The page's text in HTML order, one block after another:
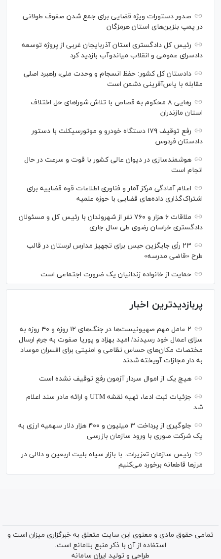
صدور دستورات ویژه قضایی برای جمع شدن صفوف طولانی
در پمپ بنزین‌های استان هرمزگان
رئیس کل دادگستری استان آذربایجان غربی از پروژه توسعه
دادسرای عمومی و انقلاب میاندوآب بازدید کرد
دادستان کل کشور: حفظ انسجام و وحدت ملی، راهبرد اصلی
مقابله با یاس‌آفرینی دشمن است
رهایی ۸ محکوم به قصاص با تلاش شورا‌های حل اختلاف
استان مازندران
رفع توقیف ۱۷۹ دستگاه خودرو و موتورسیکلت با دستور
دادستان فردوس
هوشمندسازی در دیوان عالی کشور با قوت و سرعت در حال
انجام است
اعلام آمادگی مرکز آمار و فناوری اطلاعات قوه قضاییه برای
اشتراک‌گذاری داده‌های قضایی با حوزه علمیه
ملاقات ۶ هزار و ۷۶۰ نفر از شهروندان با رئیس کل و مسئولان
دادگستری خراسان رضوی طی سال جاری
۲۳ رأی جایگزین حبس برای تجهیز مدارس لرستان در قالب
طرح «قاضی مدرسه»
حمایت از خانواده زندانیان یک ضرورت اجتماعی است
پربازدیدترین اخبار
۲ عامل مهم صهیونیست‌ها در جنگ‌های ۱۲ روزه و ۴۰ روزه به
سزای اعمال خود رسیدند/ امید بهزاد و پوریا صفوت به جرم ارسال
مختصات مکان‌های حساس نظامی و امنیتی برای افسران موساد
به دار مجازات آویخته شدند
هیچ یک از اموال سردار آزمون رفع توقیف نشده است
جزئیات ثبت ادعا، تهیه نقشه UTM و ارائه مادر سند اعلام
شد
جلوگیری از پرداخت ۳ میلیون و ۴۰۰ هزار دلار سهمیه ارزی به
یک شرکت صوری با ورود سازمان بازرسی
رئیس سازمان تعزیرات: با بازار سیاه بلیت اربعین و دلالی در
مرز‌ها قاطعانه برخورد می‌کنیم
تمامی حقوق مادی و معنوی این سایت متعلق به خبرگزاری میزان است و
استفاده از آن با ذکر منبع بلامانع است.
طراحی و تولید ایران سامانه